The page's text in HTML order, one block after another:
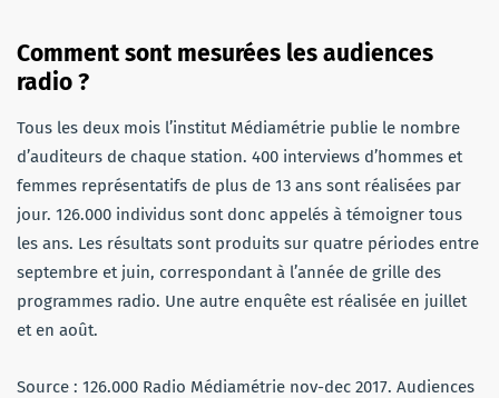
Comment sont mesurées les audiences
radio ?
Tous les deux mois l’institut Médiamétrie publie le nombre
d’auditeurs de chaque station. 400 interviews d’hommes et
femmes représentatifs de plus de 13 ans sont réalisées par
jour. 126.000 individus sont donc appelés à témoigner tous
les ans. Les résultats sont produits sur quatre périodes entre
septembre et juin, correspondant à l’année de grille des
programmes radio. Une autre enquête est réalisée en juillet
et en août.
Source : 126.000 Radio Médiamétrie nov-dec 2017. Audiences